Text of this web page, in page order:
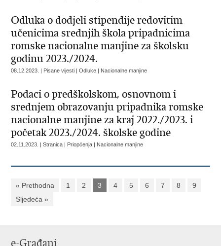
Odluka o dodjeli stipendije redovitim
učenicima srednjih škola pripadnicima
romske nacionalne manjine za školsku
godinu 2023./2024.
08.12.2023. | Pisane vijesti | Odluke | Nacionalne manjine
Podaci o predškolskom, osnovnom i
srednjem obrazovanju pripadnika romske
nacionalne manjine za kraj 2022./2023. i
početak 2023./2024. školske godine
02.11.2023. | Stranica | Priopćenja | Nacionalne manjine
« Prethodna 1 2 3 4 5 6 7 8
9
Sljedeća »
e-Građani